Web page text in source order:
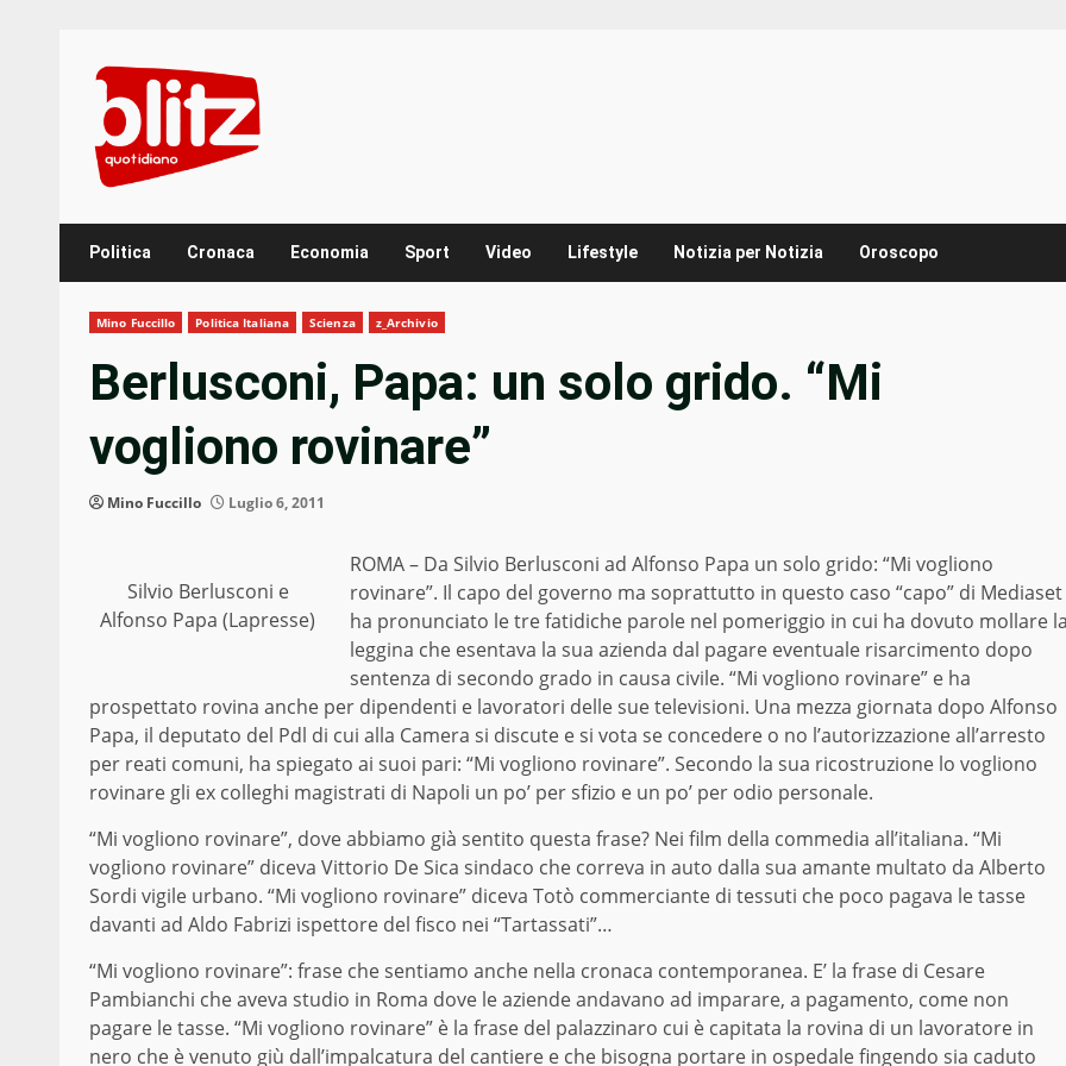
content
Politica Cronaca Economia Sport Video Lifestyle Notizia per Notizia Oroscopo
Mino Fuccillo Politica Italiana Scienza z_Archivio
Berlusconi, Papa: un solo grido. “Mi
vogliono rovinare”
Mino Fuccillo Luglio 6, 2011
Silvio Berlusconi e
Alfonso Papa (Lapresse)
ROMA – Da Silvio Berlusconi ad Alfonso Papa un solo grido: “Mi vogliono
rovinare”. Il capo del governo ma soprattutto in questo caso “capo” di Mediaset
ha pronunciato le tre fatidiche parole nel pomeriggio in cui ha dovuto mollare
leggina che esentava la sua azienda dal pagare eventuale risarcimento dopo
sentenza di secondo grado in causa civile. “Mi vogliono rovinare” e ha
prospettato rovina anche per dipendenti e lavoratori delle sue televisioni. Una mezza giornata dopo Alfonso
Papa, il deputato del Pdl di cui alla Camera si discute e si vota se concedere o no l’autorizzazione all’arresto
per reati comuni, ha spiegato ai suoi pari: “Mi vogliono rovinare”. Secondo la sua ricostruzione lo vogliono
rovinare gli ex colleghi magistrati di Napoli un po’ per sfizio e un po’ per odio personale.
“Mi vogliono rovinare”, dove abbiamo già sentito questa frase? Nei film della commedia all’italiana. “Mi
vogliono rovinare” diceva Vittorio De Sica sindaco che correva in auto dalla sua amante multato da Alberto
Sordi vigile urbano. “Mi vogliono rovinare” diceva Totò commerciante di tessuti che poco pagava le tasse
davanti ad Aldo Fabrizi ispettore del fisco nei “Tartassati”…
“Mi vogliono rovinare”: frase che sentiamo anche nella cronaca contemporanea. E’ la frase di Cesare
Pambianchi che aveva studio in Roma dove le aziende andavano ad imparare, a pagamento, come non
pagare le tasse. “Mi vogliono rovinare” è la frase del palazzinaro cui è capitata la rovina di un lavoratore in
nero che è venuto giù dall’impalcatura del cantiere e che bisogna portare in ospedale fingendo sia caduto